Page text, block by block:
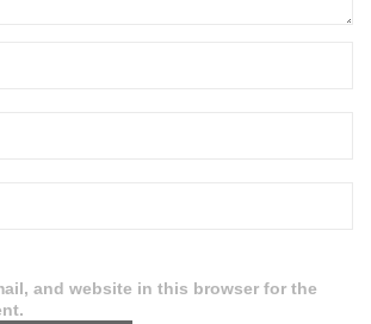
and website in this browser for the